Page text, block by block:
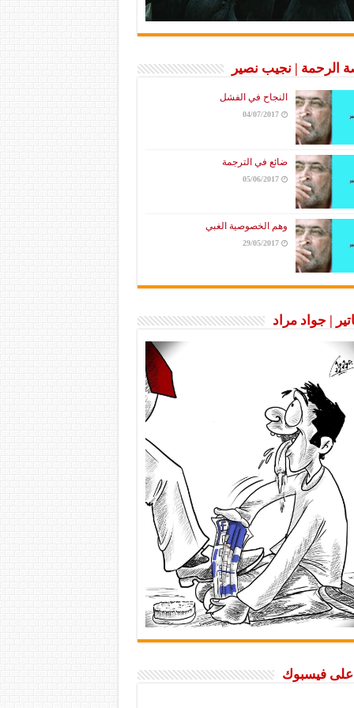
الرحمة | نجيب نصير
النجاح في الفشل
04/07/2017
ضائع في الترجمة
05/06/2017
وهم الخصوصية الغبي
29/05/2017
| جواد مراد
على فيسبوك